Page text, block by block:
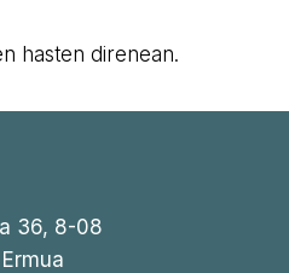
hasten direnean.
36, 8-08